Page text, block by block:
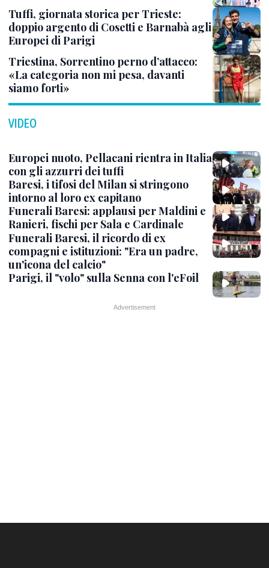
Tuffi, giornata storica per Trieste:
doppio argento di Cosetti e Barnabà agli
Europei di Parigi
Triestina, Sorrentino perno d’attacco:
«La categoria non mi pesa, davanti
siamo forti»
VIDEO
Europei nuoto, Pellacani rientra in Italia
con gli azzurri dei tuffi
Baresi, i tifosi del Milan si stringono
intorno al loro ex capitano
Funerali Baresi: applausi per Maldini e
Ranieri, fischi per Sala e Cardinale
Funerali Baresi, il ricordo di ex
compagni e istituzioni: "Era un padre,
un'icona del calcio"
Parigi, il "volo" sulla Senna con l'eFoil